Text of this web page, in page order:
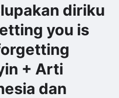
diriku
you is
+ Arti
dan